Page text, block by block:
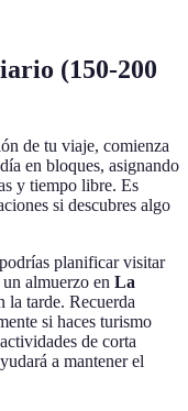
(150-200
de tu viaje, comienza
en bloques, asignando
y tiempo libre. Es
si descubres algo
planificar visitar
almuerzo en La
la tarde. Recuerda
si haces turismo
de corta
a mantener el